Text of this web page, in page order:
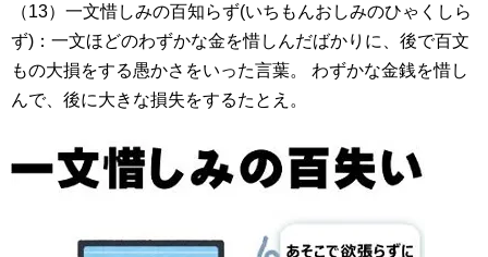
（13）一文惜しみの百知らず(いちもんおしみのひゃくしら
ず)：一文ほどのわずかな金を惜しんだばかりに、後で百文
もの大損をする愚かさをいった言葉。 わずかな金銭を惜し
んで、後に大きな損失をするたとえ。